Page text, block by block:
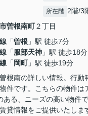
所在階 2階/3
曽根南町２丁目
「曽根 」駅 徒歩7分
「服部天神 」駅 徒歩18分
「 岡町」駅 徒歩19分
根南の詳しい情報。行動
件です。こちらの物件は
ある、ニーズの高い物件
貸情報をご提供いたしま